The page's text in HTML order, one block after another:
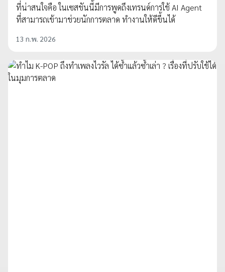
ที่น่าสนใจคือ ในเซสชันนี้มีการพูดถึงเทรนด์การใช้ AI Agent
ที่สามารถเข้ามาช่วยนักการตลาด ทำงานให้ดีขึ้นได้
13 ก.พ. 2026